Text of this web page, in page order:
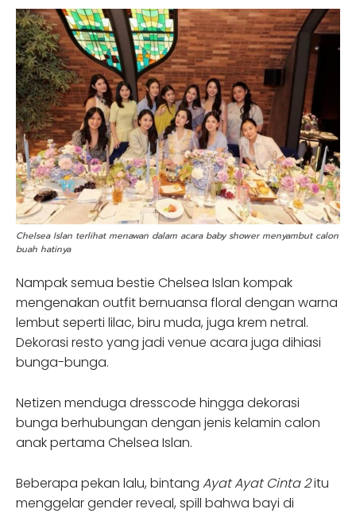
Chelsea Islan terlihat menawan dalam acara baby shower menyambut calon
buah hatinya
Nampak semua bestie Chelsea Islan kompak
mengenakan outfit bernuansa floral dengan warna
lembut seperti lilac, biru muda, juga krem netral.
Dekorasi resto yang jadi venue acara juga dihiasi
bunga-bunga.
Netizen menduga dresscode hingga dekorasi
bunga berhubungan dengan jenis kelamin calon
anak pertama Chelsea Islan.
Beberapa pekan lalu, bintang Ayat Ayat Cinta 2itu
menggelar gender reveal, spill bahwa bayi di